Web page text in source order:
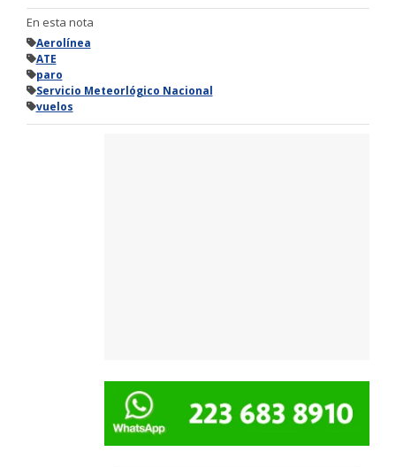
En esta nota
Aerolínea
ATE
paro
Servicio Meteorlógico Nacional
vuelos